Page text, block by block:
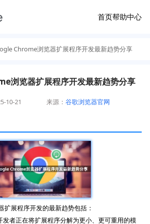
首页帮助中心
Chrome浏览器扩展程序开发最新趋势分享
浏览器扩展程序开发最新趋势分享
10-21 来源：谷歌浏览器官网
展程序开发的最新趋势包括：
发者正在将扩展程序分解为更小、更可重用的模